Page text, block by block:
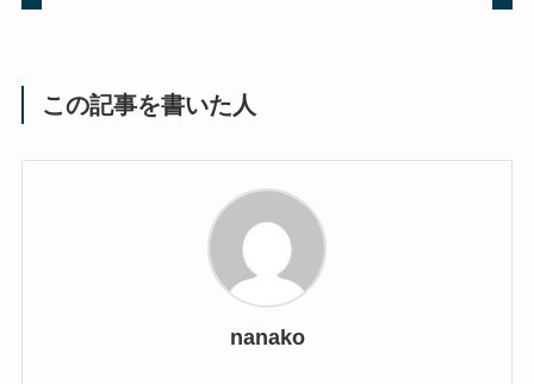
この記事を書いた人
nanako